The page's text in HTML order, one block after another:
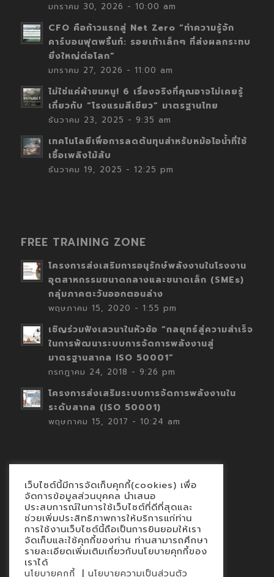
มกราคม 30, 2026 - 10:00 am
CFO คือก้าวแรกสู่ Net Zero “ทำความรู้จัก
คาร์บอนฟุตพริ้นท์: รอยเท้าเล็กๆ ที่ส่งผลกระทบ
ยิ่งใหญ่ต่อโลก”
มกราคม 27, 2026 - 11:00 am
ไม่ใช่แค่ผ้าขนหนู! 6 เรื่องจริงที่คุณอาจไม่เคยรู้
เกี่ยวกับ “โรงแรมสีเขียว” มาตรฐานไทย
ธันวาคม 23, 2025 - 9:35 am
เทคโนโลยีเพื่อการลดต้นทุนสำหรับหม้อไอน้ำที่ใช้
เชื้อเพลิงไม้สับ
ธันวาคม 19, 2025 - 12:25 pm
FREE TRAINING ZONE
โครงการส่งเสริมการอนุรักษ์พลังงานในโรงงาน
อุตสาหกรรมขนาดกลางและขนาดเล็ก (SMEs)
กลุ่มภาคตะวันออกตอนล่าง
พฤษภาคม 15, 2020 - 1:55 pm
เชิญร่วมฟังเสวนาในหัวข้อ “กลยุทธ์สู่ความสำเร็จ
ในการพัฒนาระบบการจัดการพลังงานสู่
มาตรฐานสากล ISO 50001”
กรกฎาคม 24, 2018 - 9:26 pm
โครงการส่งเสริมระบบการจัดการพลังงานใน
ระดับสากล (ISO 50001)
พฤษภาคม 15, 2017 - 10:24 am
Contact
นโยบายคุกกี้
นโยบายข้อมูลส่วนบุคคล
เว็บไซต์นี้มีการจัดเก็บคุกกี้(cookies) เพื่อ
จัดการข้อมูลส่วนบุคคล นำเสนอ
ประสบการณ์ในการใช้เว็บไซต์ที่ดีที่สุดและ
ช่วยเพิ่มประสิทธิภาพการให้บริการแก่ท่าน
การใช้งานเว็บไซต์นี้ถือเป็นการยินยอมให้เรา
จัดเก็บและใช้คุกกี้ของท่าน ท่านสามารถศึกษา
รายละเอียดเพิ่มเติมเกี่ยวกับนโยบายคุกกี้ของ
เราได้
นโยบายคุกกี้ | นโยบายความเป็นส่วนตัว